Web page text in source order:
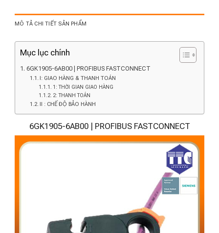
MÔ TẢ CHI TIẾT SẢN PHẨM
Mục lục chính
6GK1905-6AB00 | PROFIBUS FASTCONNECT
I: GIAO HÀNG & THANH TOÁN
1: THỜI GIAN GIAO HÀNG
2: THANH TOÁN
II : CHẾ ĐỘ BẢO HÀNH
6GK1905-6AB00 | PROFIBUS FASTCONNECT